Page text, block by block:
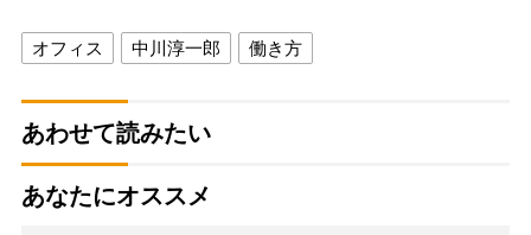
オフィス 中川淳一郎 働き方
あわせて読みたい
あなたにオススメ